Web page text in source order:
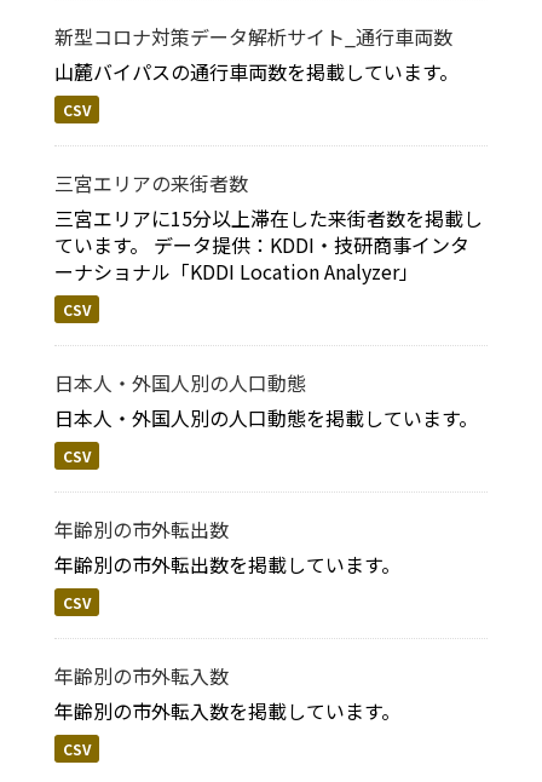
新型コロナ対策データ解析サイト_通行車両数
山麓バイパスの通行車両数を掲載しています。
CSV
三宮エリアの来街者数
三宮エリアに15分以上滞在した来街者数を掲載し
ています。 データ提供：KDDI・技研商事インタ
ーナショナル「KDDI Location Analyzer」
CSV
日本人・外国人別の人口動態
日本人・外国人別の人口動態を掲載しています。
CSV
年齢別の市外転出数
年齢別の市外転出数を掲載しています。
CSV
年齢別の市外転入数
年齢別の市外転入数を掲載しています。
CSV